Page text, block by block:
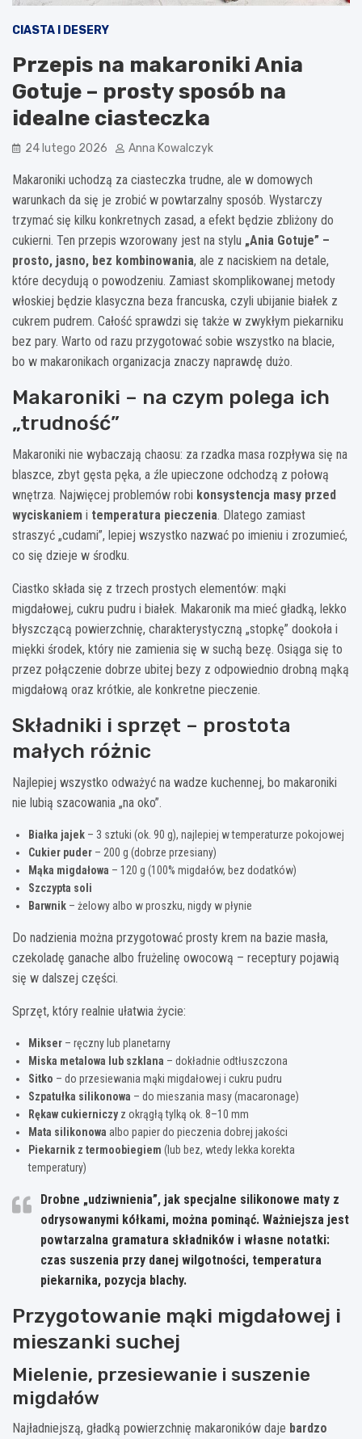
CIASTA I DESERY
Przepis na makaroniki Ania
Gotuje – prosty sposób na
idealne ciasteczka
24 lutego 2026 Anna Kowalczyk
Makaroniki uchodzą za ciasteczka trudne, ale w domowych
warunkach da się je zrobić w powtarzalny sposób. Wystarczy
trzymać się kilku konkretnych zasad, a efekt będzie zbliżony do
cukierni. Ten przepis wzorowany jest na stylu „Ania Gotuje” –
prosto, jasno, bez kombinowania, ale z naciskiem na detale,
które decydują o powodzeniu. Zamiast skomplikowanej metody
włoskiej będzie klasyczna beza francuska, czyli ubijanie białek z
cukrem pudrem. Całość sprawdzi się także w zwykłym piekarniku
bez pary. Warto od razu przygotować sobie wszystko na blacie,
bo w makaronikach organizacja znaczy naprawdę dużo.
Makaroniki – na czym polega ich
„trudność”
Makaroniki nie wybaczają chaosu: za rzadka masa rozpływa się na
blaszce, zbyt gęsta pęka, a źle upieczone odchodzą z połową
wnętrza. Najwięcej problemów robi konsystencja masy przed
wyciskaniem i temperatura pieczenia. Dlatego zamiast
straszyć „cudami”, lepiej wszystko nazwać po imieniu i zrozumieć,
co się dzieje w środku.
Ciastko składa się z trzech prostych elementów: mąki
migdałowej, cukru pudru i białek. Makaronik ma mieć gładką, lekko
błyszczącą powierzchnię, charakterystyczną „stopkę” dookoła i
miękki środek, który nie zamienia się w suchą bezę. Osiąga się to
przez połączenie dobrze ubitej bezy z odpowiednio drobną mąką
migdałową oraz krótkie, ale konkretne pieczenie.
Składniki i sprzęt – prostota
małych różnic
Najlepiej wszystko odważyć na wadze kuchennej, bo makaroniki
nie lubią szacowania „na oko”.
Białka jajek – 3 sztuki (ok. 90 g), najlepiej w temperaturze pokojowej
Cukier puder – 200 g (dobrze przesiany)
Mąka migdałowa – 120 g (100% migdałów, bez dodatków)
Szczypta soli
Barwnik – żelowy albo w proszku, nigdy w płynie
Do nadzienia można przygotować prosty krem na bazie masła,
czekoladę ganache albo frużelinę owocową – receptury pojawią
się w dalszej części.
Sprzęt, który realnie ułatwia życie:
Mikser – ręczny lub planetarny
Miska metalowa lub szklana – dokładnie odtłuszczona
Sitko – do przesiewania mąki migdałowej i cukru pudru
Szpatułka silikonowa – do mieszania masy (macaronage)
Rękaw cukierniczyz okrągłą tylką ok. 8–10 mm
Mata silikonowa albo papier do pieczenia dobrej jakości
Piekarnik z termoobiegiem (lub bez, wtedy lekka korekta
temperatury)
Drobne „udziwnienia”, jak specjalne silikonowe maty z
odrysowanymi kółkami, można pominąć. Ważniejsza jest
powtarzalna gramatura składników i własne notatki:
czas suszenia przy danej wilgotności, temperatura
piekarnika, pozycja blachy.
Przygotowanie mąki migdałowej i
mieszanki suchej
Mielenie, przesiewanie i suszenie
migdałów
Najładniejszą, gładką powierzchnię makaroników daje bardzo